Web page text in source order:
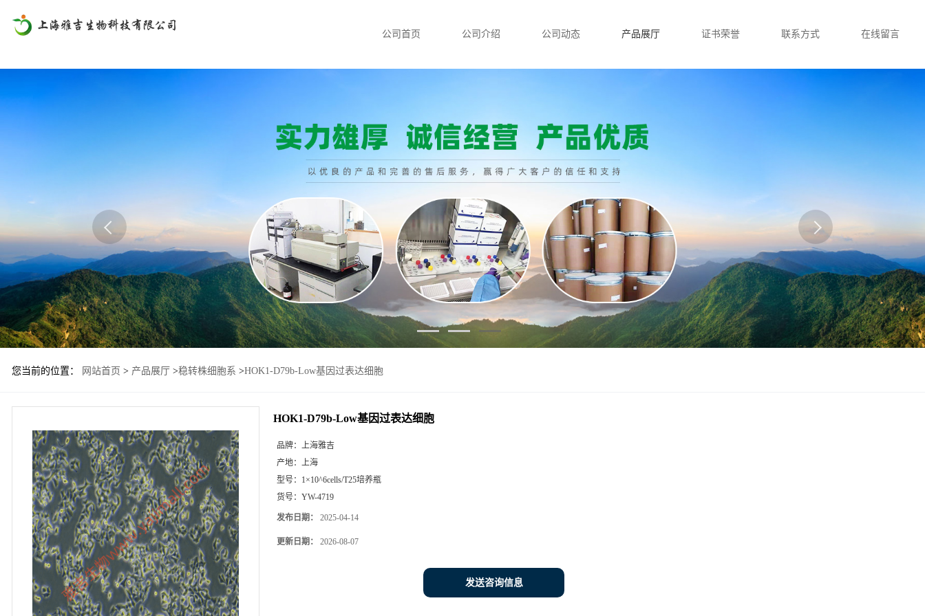
公司首页 公司介绍 公司动态 产品展厅 证书荣誉 联系方式 在线留言
您当前的位置： 网站首页 > 产品展厅 >稳转株细胞系 >HOK1-D79b-Low基因过表达细胞
HOK1-D79b-Low基因过表达细胞
品牌： 上海雅吉
产地： 上海
型号： 1×10^6cells/T25培养瓶
货号： YW-4719
发布日期： 2025-04-14
更新日期： 2026-08-07
发送咨询信息